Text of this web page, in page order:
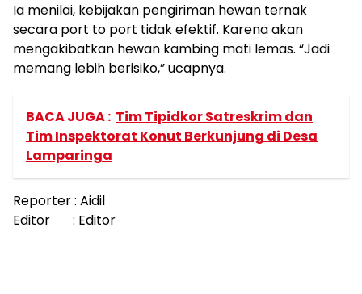
Ia menilai, kebijakan pengiriman hewan ternak
secara port to port tidak efektif. Karena akan
mengakibatkan hewan kambing mati lemas. “Jadi
memang lebih berisiko,” ucapnya.
BACA JUGA : Tim Tipidkor Satreskrim dan
Tim Inspektorat Konut Berkunjung di Desa
Lamparinga
Reporter : Aidil
Editor : Editor